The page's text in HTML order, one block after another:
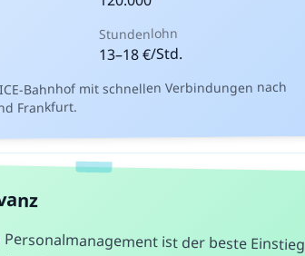
Stundenlohn
13–18€/Std.
Bahnhof mit schnellen Verbindungen nach
Frankfurt.
ist der beste Einstieg
da Arbeitgeber Bewerber mit praktischer
bevorzugen. Die
Bereich schafft zudem neue Rollen wie
oder Digital HR. Werkstudenten, die
kennenlernen, können sich später